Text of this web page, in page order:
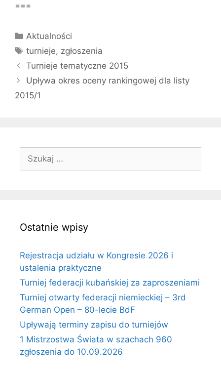
===
Kategorie
Aktualności
Tagi
turnieje, zgłoszenia
Turnieje tematyczne 2015
Upływa okres oceny rankingowej dla listy
2015/1
Szukaj:
Ostatnie wpisy
Rejestracja udziału w Kongresie 2026 i
ustalenia praktyczne
Turniej federacji kubańskiej za zaproszeniami
Turniej otwarty federacji niemieckiej – 3rd
German Open – 80-lecie BdF
Upływają terminy zapisu do turniejów
1 Mistrzostwa Świata w szachach 960
zgłoszenia do 10.09.2026